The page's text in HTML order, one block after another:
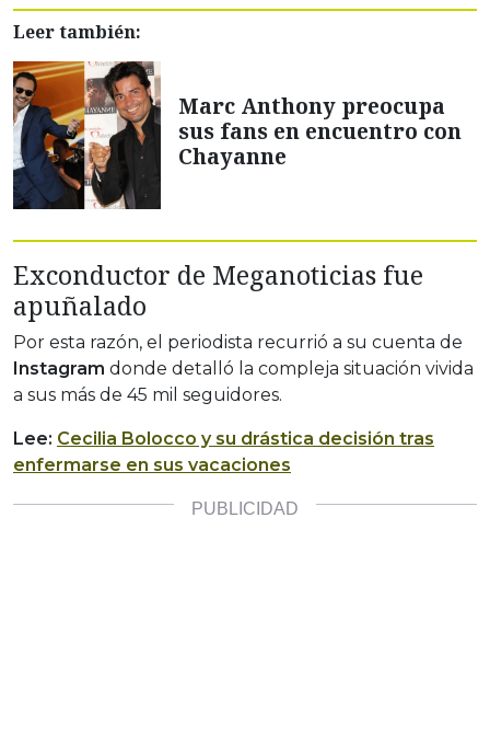
Leer también:
Marc Anthony preocupa
sus fans en encuentro con
Chayanne
Exconductor de Meganoticias fue
apuñalado
Por esta razón, el periodista recurrió a su cuenta de
Instagram donde detalló la compleja situación vivida
a sus más de 45 mil seguidores.
Lee: Cecilia Bolocco y su drástica decisión tras
enfermarse en sus vacaciones